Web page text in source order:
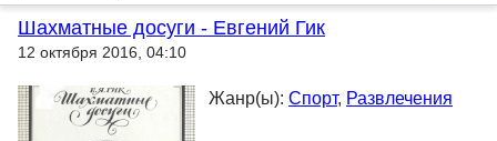
Шахматные досуги - Евгений Гик
12 октября 2016, 04:10
Жанр(ы): Спорт, Развлечения